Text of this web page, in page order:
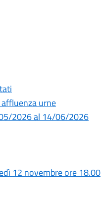
urne
2026 al 14/06/2026
12 novembre ore 18.00